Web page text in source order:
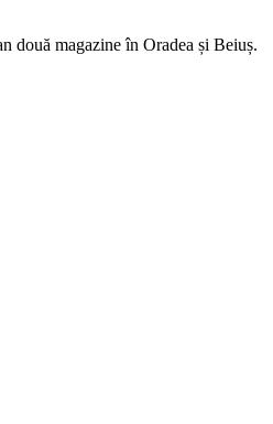
două magazine în Oradea și Beiuș.